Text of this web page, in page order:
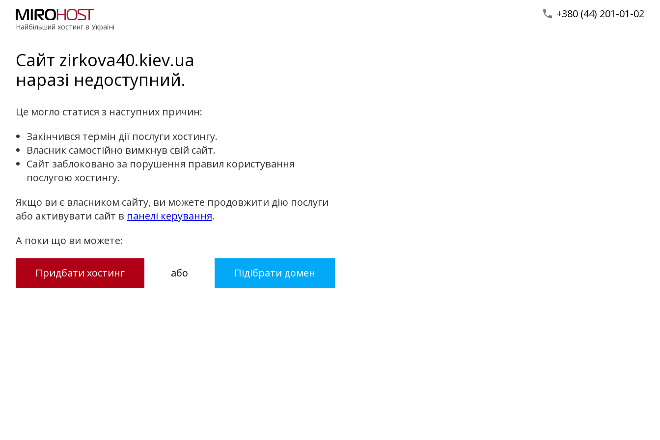
Найбільший хостинг в Україні
+380 (44) 201-01-02
Сайт zirkova40.kiev.ua
наразі недоступний.
Це могло статися з наступних причин:
Закінчився термін дії послуги хостингу.
Власник самостійно вимкнув свій сайт.
Сайт заблоковано за порушення правил користування
послугою хостингу.
Якщо ви є власником сайту, ви можете продовжити дію послуги
або активувати сайт в панелі керування.
А поки що ви можете:
Придбати хостинг або Підібрати домен